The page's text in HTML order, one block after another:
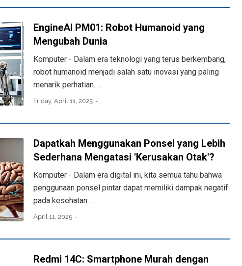
EngineAI PM01: Robot Humanoid yang
Mengubah Dunia
Komputer - Dalam era teknologi yang terus berkembang,
robot humanoid menjadi salah satu inovasi yang paling
menarik perhatian.…
Friday, April 11, 2025
Dapatkah Menggunakan Ponsel yang Lebih
Sederhana Mengatasi 'Kerusakan Otak'?
Komputer - Dalam era digital ini, kita semua tahu bahwa
penggunaan ponsel pintar dapat memiliki dampak negatif
pada kesehatan …
April 11, 2025
Redmi 14C: Smartphone Murah dengan